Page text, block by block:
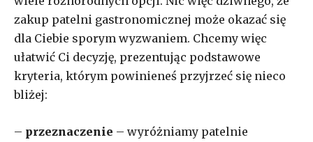
zakup patelni gastronomicznej może okazać się
dla Ciebie sporym wyzwaniem. Chcemy więc
ułatwić Ci decyzję, prezentując podstawowe
kryteria, którym powinieneś przyjrzeć się nieco
bliżej:
– przeznaczenie – wyróżniamy patelnie